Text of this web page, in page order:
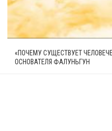
«ПОЧЕМУ СУЩЕСТВУЕТ
ОСНОВАТЕЛЯ ФАЛУНЬГУН